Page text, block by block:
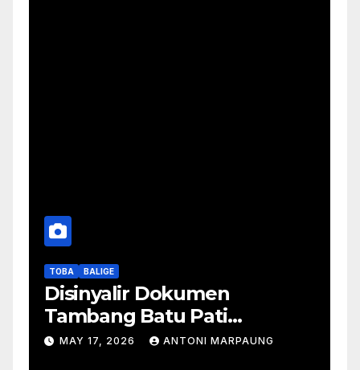
TOBA BALIGE
Disinyalir Dokumen
Tambang Batu Pati
Simanjuntak Palsu – Jerry
MAY 17, 2026 ANTONI MARPAUNG